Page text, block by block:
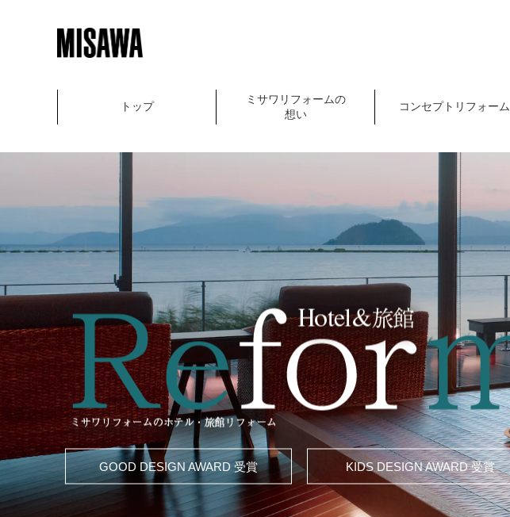
トップ
ミサワリフォームの
想い
コンセプトリフォーム
GOOD DESIGN AWARD 受賞 KIDS DESIGN AWARD 受賞